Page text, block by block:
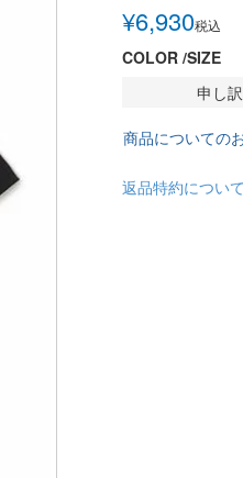
¥6,930税込
COLOR SIZE
申し
商品についての
返品特約について